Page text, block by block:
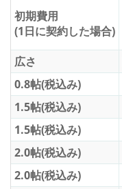
初期費用
(1日に契約した場合)
広さ
0.8帖(税込み)
1.5帖(税込み)
1.5帖(税込み)
2.0帖(税込み)
2.0帖(税込み)